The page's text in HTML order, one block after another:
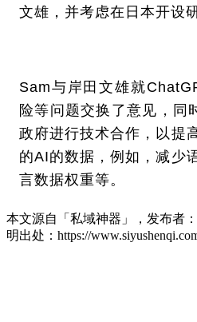
文雄，并考虑在日本开设
Sam与岸田文雄就
险等问题交换了意见，同
政府进行技术合作，以提
的AI的数据，例如，减少
言数据权重等。
本文源自「私域神器」，发布者
明出处： https://